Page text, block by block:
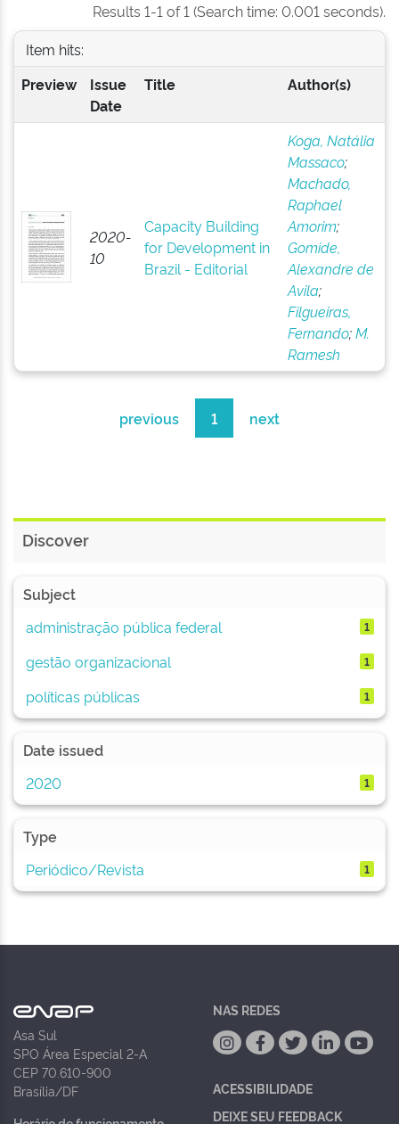
Results 1-1 of 1 (Search time: 0.001 seconds).
Item hits:
Preview
Issue
Date
Title Author(s)
2020-
10
Capacity Building
for Development in
Brazil - Editorial
Koga, Natália
Massaco;
Machado,
Raphael
Amorim;
Gomide,
Alexandre de
Avila;
Filgueiras,
Fernando;M.
Ramesh
previous 1 next
Discover
Subject
administração pública federal
1
gestão organizacional 1
políticas públicas 1
Date issued
2020
1
Type
Periódico/Revista
1
Asa Sul
SPO Área Especial 2-A
CEP 70.610-900
Brasília/DF
NAS REDES
ACESSIBILIDADE
DEIXE SEU FEEDBACK